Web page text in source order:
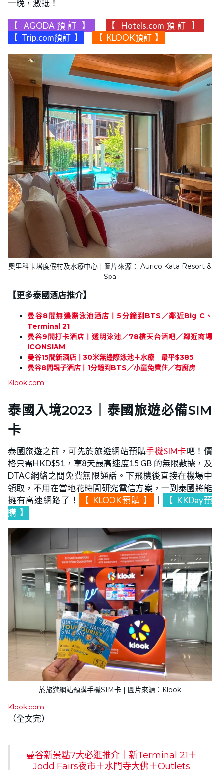
一晚，激抵！
【 AGODA預訂 】 【 Hotels.com預訂 】
【 Trip.com預訂 】 【 KLOOK預訂 】
奧里科卡塔度假村及水療中心 | 圖片來源： Aurico Kata Resort &
Spa
【更多泰國酒店推介】
曼谷8間無邊際泳池酒店丨5分鐘到BTS／鄰近Big C、
Terminal 21
曼谷9間打卡酒店丨透明泳池／78樓天台酒吧／鄰近商場
ICONSIAM
曼谷15間新酒店丨30米無邊際泳池＋水療 最平$385
曼谷8間親子酒店丨1分鐘到BTS／小童免費住／有廚房
Klook.com
泰國入境2023｜泰國旅遊必備SIM
卡
泰國旅遊之前，可先於旅遊網站預購手機SIM卡吧！價
格只需HKD$51，享8天最高速度15 GB 的無限數據，及
DTAC網絡之間免費無限通話。下飛機後直接在機場中
領取，不用在當地花時間研究電信方案，一到泰國將能
擁有高速網路了！
【 KLOOK預購 】 【 KKDay預
購 】
於旅遊網站預購手機SIM卡 | 圖片來源：Klook
Klook.com
（全文完）
曼谷新景點7大必逛推介｜新Terminal 21＋
Jodd Fairs夜市＋水門寺大佛＋Outlets